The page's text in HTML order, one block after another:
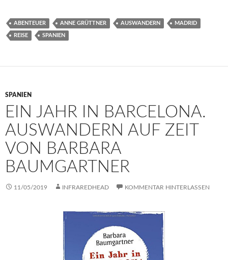
ABENTEUER ANNE GRÜTTNER AUSWANDERN MADRID
REISE SPANIEN
SPANIEN
EIN JAHR IN BARCELONA.
AUSWANDERN AUF ZEIT
VON BARBARA
BAUMGARTNER
11/05/2019 INFRAREDHEAD KOMMENTAR HINTERLASSEN